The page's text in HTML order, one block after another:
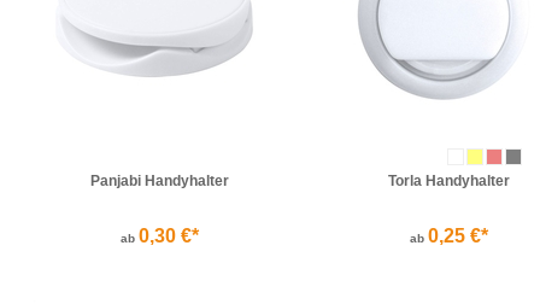
Panjabi Handyhalter
ab 0,30 €*
Torla Handyhalter
ab 0,25 €*